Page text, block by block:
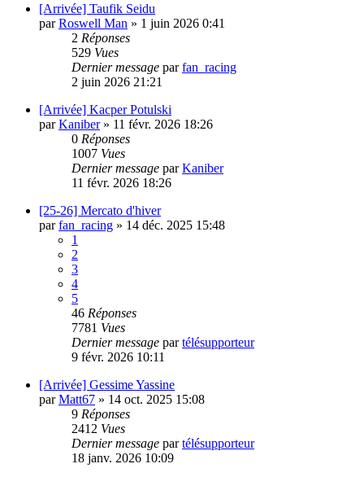
[Arrivée] Taufik Seidu
parRoswell Man » 1 juin 2026 0:41
2 Réponses
529 Vues
Dernier message parfan_racing
2 juin 2026 21:21
[Arrivée] Kacper Potulski
parKaniber» 11 févr. 2026 18:26
0 Réponses
1007 Vues
Dernier message parKaniber
11 févr. 2026 18:26
[25-26] Mercato d'hiver
parfan_racing » 14 déc. 2025 15:48
1
2
3
4
5
46 Réponses
7781 Vues
Dernier message partélésupporteur
9 févr. 2026 10:11
[Arrivée] Gessime Yassine
parMatt67 » 14 oct. 2025 15:08
9 Réponses
2412 Vues
Dernier message partélésupporteur
18 janv. 2026 10:09